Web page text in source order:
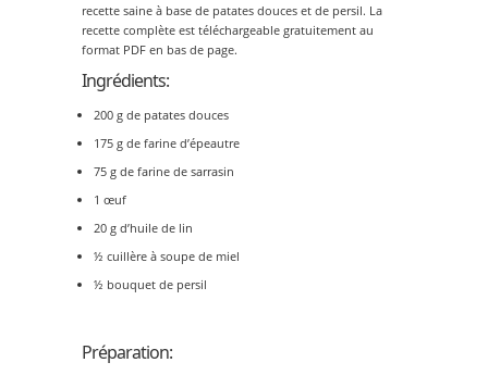
recette saine à base de patates douces et de persil. La
recette complète est téléchargeable gratuitement au
format PDF en bas de page.
Ingrédients:
200 g de patates douces
175 g de farine d’épeautre
75 g de farine de sarrasin
1 œuf
20 g d’huile de lin
½ cuillère à soupe de miel
½ bouquet de persil
Préparation: